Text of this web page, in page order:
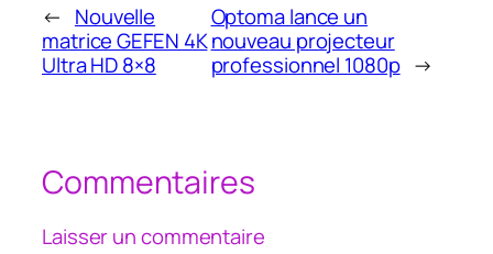
← Nouvelle
matrice GEFEN 4K
Ultra HD 8×8
Optoma lance un
nouveau projecteur
professionnel 1080p →
Commentaires
Laisser un commentaire